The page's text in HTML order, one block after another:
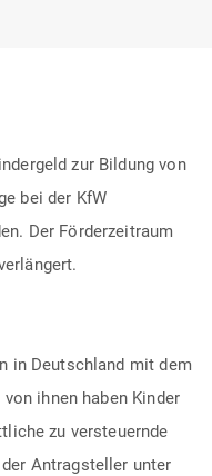
zur Bildung von
bei der KfW
Der Förderzeitraum
in Deutschland mit dem
ihnen haben Kinder
zu versteuernde
Antragsteller unter